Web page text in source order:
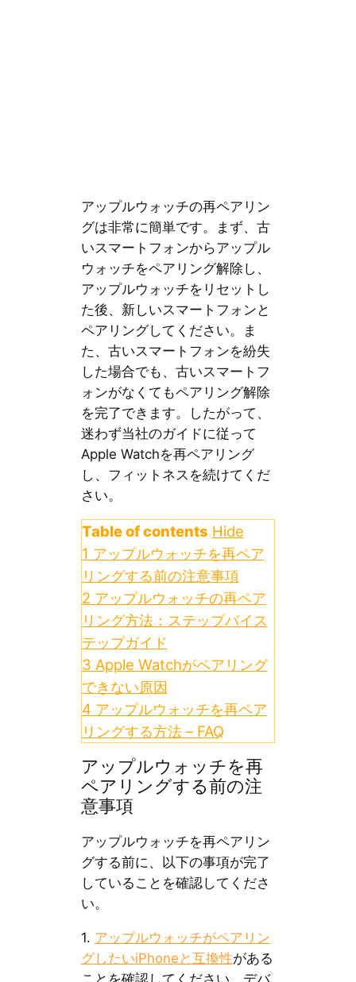
アップルウォッチの再ペアリン
グは非常に簡単です。まず、古
いスマートフォンからアップル
ウォッチをペアリング解除し、
アップルウォッチをリセットし
た後、新しいスマートフォンと
ペアリングしてください。ま
た、古いスマートフォンを紛失
した場合でも、古いスマートフ
ォンがなくてもペアリング解除
を完了できます。したがって、
迷わず当社のガイドに従って
Apple Watchを再ペアリング
し、フィットネスを続けてくだ
さい。
Table of contents Hide
1 アップルウォッチを再ペア
リングする前の注意事項
2 アップルウォッチの再ペア
リング方法：ステップバイス
テップガイド
3 Apple Watchがペアリング
できない原因
4 アップルウォッチを再ペア
リングする方法 – FAQ
アップルウォッチを再
ペアリングする前の注
意事項
アップルウォッチを再ペアリン
グする前に、以下の事項が完了
していることを確認してくださ
い。
1. アップルウォッチがペアリン
グしたいiPhoneと互換性がある
ことを確認してください。デバ